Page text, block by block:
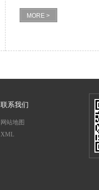
MORE >
联系我们
网站地图
XML